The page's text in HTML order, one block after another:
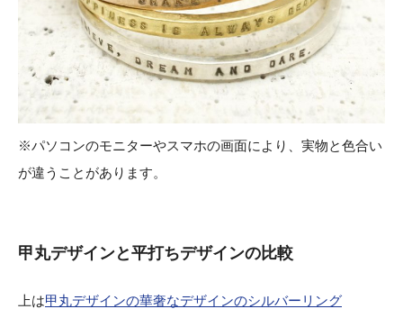
※パソコンのモニターやスマホの画面により、実物と色合い
が違うことがあります。
甲丸デザインと平打ちデザインの比較
上は甲丸デザインの華奢なデザインのシルバーリング